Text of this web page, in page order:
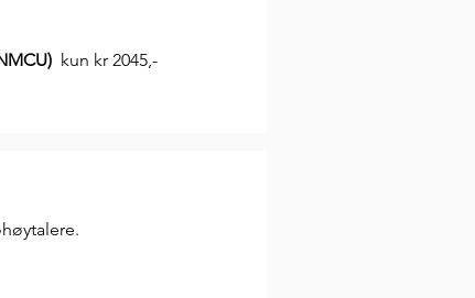
kun kr 2045,-